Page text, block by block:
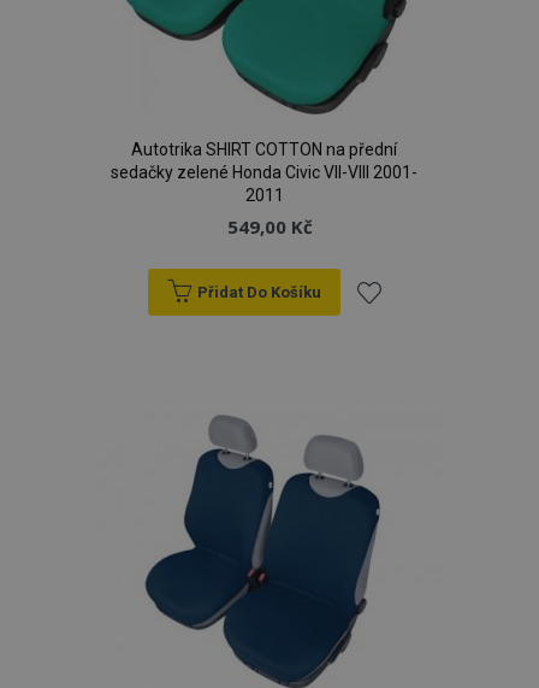
Autotrika SHIRT COTTON na přední
sedačky zelené Honda Civic VII-VIII 2001-
2011
549,00 Kč
Přidat Do Košíku